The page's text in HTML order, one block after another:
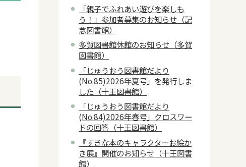
「親子でふれあい遊びを楽しも
う！」参加者募集のお知らせ（記
念図書館）
多賀図書館休館のお知らせ（多賀
図書館）
「じゅうおう図書館だより
(No.85)2026年夏号」を発行しま
した（十王図書館）
「じゅうおう図書館だより
(No.84)2026年春号」クロスワー
ドの回答（十王図書館）
『すきな本のキャラクターお絵か
き展』開催のお知らせ（十王図書
館）